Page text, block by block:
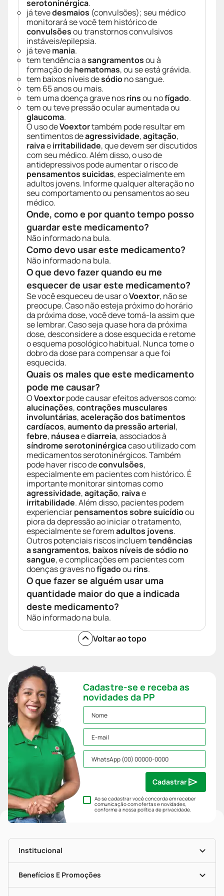
serotoninérgica.
já tevedesmaios (convulsões); seu médico
monitorará se você tem histórico de
convulsõesou transtornos convulsivos
instáveis/epilepsia.
já tevemania.
tem tendência asangramentosou à
formação dehematomas, ou se está grávida.
tem baixos níveis desódiono sangue.
tem 65 anos ou mais.
tem uma doença grave nosrinsou nofígado.
tem ou teve pressão ocular aumentada ou
glaucoma.
O uso deVoextortambém pode resultar em
sentimentos deagressividade,agitação,
raivaeirritabilidade, que devem ser discutidos
com seu médico. Além disso, o uso de
antidepressivos pode aumentar o risco de
pensamentos suicidas, especialmente em
adultos jovens. Informe qualquer alteração no
seu comportamento ou pensamentos ao seu
médico.
Onde, como e por quanto tempo posso
guardar este medicamento?
Não informado na bula.
Como devo usar este medicamento?
Não informado na bula.
O que devo fazer quando eu me
esquecer de usar este medicamento?
Se você esqueceu de usar oVoextor, não se
preocupe. Caso não esteja próximo do horário
da próxima dose, você deve tomá-la assim que
se lembrar. Caso seja quase hora da próxima
dose, desconsidere a dose esquecida e retome
o esquema posológico habitual. Nunca tome o
dobro da dose para compensar a que foi
esquecida.
Quais os males que este medicamento
pode me causar?
OVoextorpode causar efeitos adversos como:
alucinações,contrações musculares
involuntárias,aceleração dos batimentos
cardíacos,aumento da pressão arterial,
febre, náuseaediarreia, associados à
síndrome serotoninérgicacaso utilizado com
medicamentos serotoninérgicos. Também
pode haver risco deconvulsões,
especialmente em pacientes com histórico. É
importante monitorar sintomas como
agressividade,agitação, raivae
irritabilidade. Além disso, pacientes podem
experienciarpensamentos sobre suicídioou
piora da depressão ao iniciar o tratamento,
especialmente se foremadultos jovens.
Outros potenciais riscos incluemtendências
a sangramentos, baixos níveis de sódio no
sangue, e complicações em pacientes com
doenças graves nofígadoou rins.
O que fazer se alguém usar uma
quantidade maior do que a indicada
deste medicamento?
Não informado na bula.
Voltar ao topo
Cadastre-se e receba as
novidades da PP
Ao se cadastrar você concorda em receber
comunicação com ofertas e novidades,
conforme a nossapolítica de privacidade.
Cadastrar
Institucional
Nossas Lojas
Mapa De Categorias
Benefícios E Promoções